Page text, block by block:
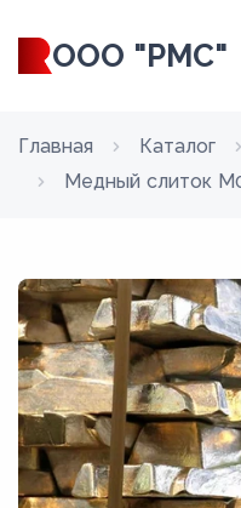
ООО "РМС"
Главная Каталог
Медный слиток